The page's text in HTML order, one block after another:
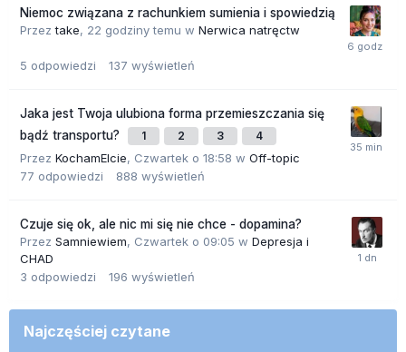
Niemoc związana z rachunkiem sumienia i spowiedzią
Przeztake, 22 godziny temu w Nerwica natręctw
5 odpowiedzi 137 wyświetleń
Jaka jest Twoja ulubiona forma przemieszczania się
bądź transportu?
1 2 3 4
Przez KochamElcie, Czwartek o 18:58 w Off-topic
77 odpowiedzi 888 wyświetleń
Czuje się ok, ale nic mi się nie chce - dopamina?
Przez Samniewiem, Czwartek o 09:05 w Depresja i
CHAD
3 odpowiedzi 196 wyświetleń
Najczęściej czytane